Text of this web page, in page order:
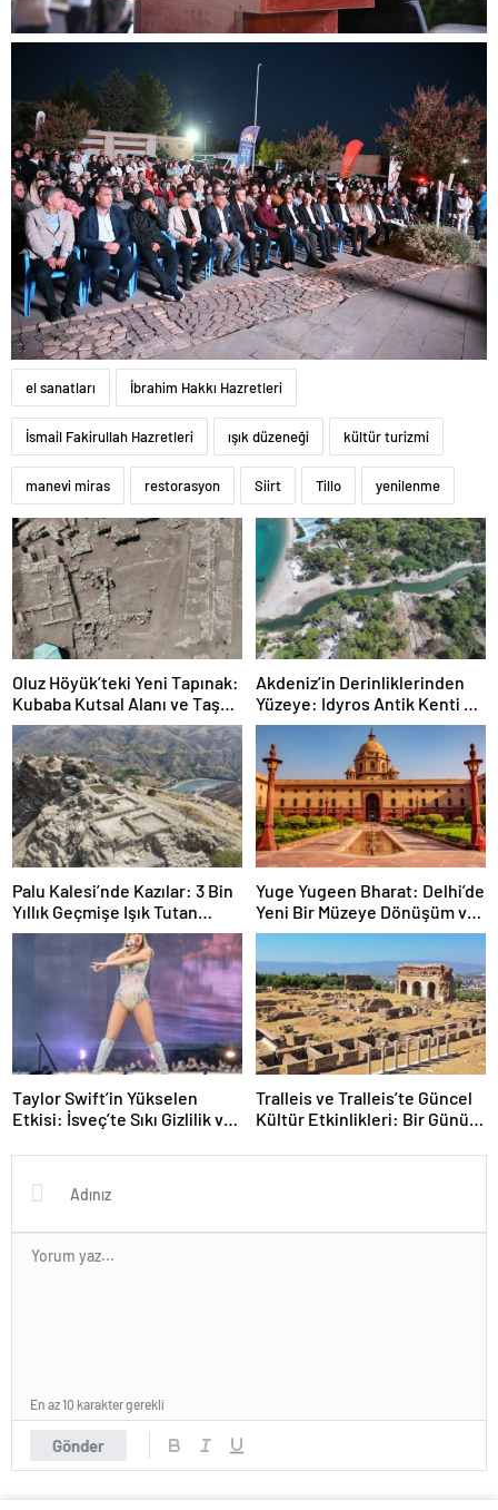
el sanatları İbrahim Hakkı Hazretleri
İsmail Fakirullah Hazretleri ışık düzeneği kültür turizmi
manevi miras restorasyon Siirt Tillo yenilenme
Oluz Höyük’teki Yeni Tapınak:
Kubaba Kutsal Alanı ve Taş
Analizleriyle Gün Yüzüne
Çıkıyor
Akdeniz’in Derinliklerinden
Yüzeye: Idyros Antik Kenti ve
Gece Müzeciliğiyle Kemer
Turizmi
Palu Kalesi’nde Kazılar: 3 Bin
Yıllık Geçmişe Işık Tutan
Bulgular
Yuge Yugeen Bharat: Delhi’de
Yeni Bir Müzeye Dönüşüm ve
Modern Ofisler
Taylor Swift’in Yükselen
Etkisi: İsveç’te Sıkı Gizlilik ve
Tralleis ve Tralleis’te Güncel
Kültür Etkinlikleri: Bir Günün
Gönder
En az 10 karakter gerekli